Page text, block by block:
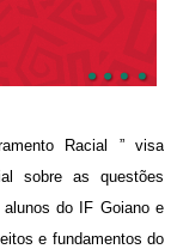
Racial ” visa
sobre as questões
do IF Goiano e
e fundamentos do